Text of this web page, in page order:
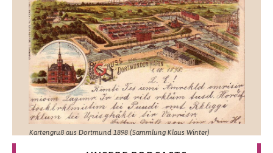
Kartengruß aus Dortmund 1898 (Sammlung Klaus Winter)